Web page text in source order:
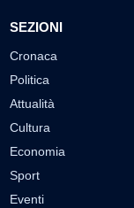
SEZIONI
Cronaca
Politica
Attualità
Cultura
Economia
Sport
Eventi